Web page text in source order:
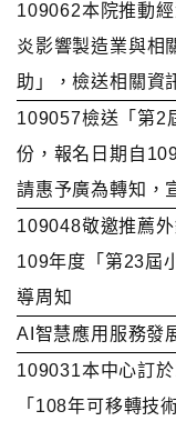
109062本院推動
炎影響製造業與相
助」，檢送相關資
109057檢送「第2
份，報名日期自
請惠予廣為轉知，
109048敬邀推薦
109年度「第23屆
導周知
AI智慧應用服務發
109031本中心訂
「108年可移轉技